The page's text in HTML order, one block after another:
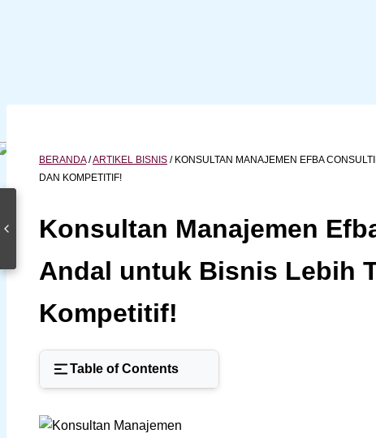
BERANDA/ARTIKEL BISNIS / KONSULTAN MANAJEMEN EFBA
DAN KOMPETITIF!
Konsultan Manajemen
Andal untuk Bisnis Lebih
Kompetitif!
Table of Contents